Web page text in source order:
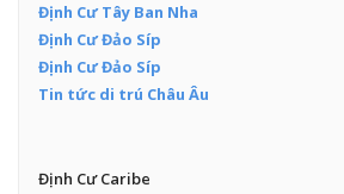
Định Cư Tây Ban Nha
Định Cư Đảo Síp
Định Cư Đảo Síp
Tin tức di trú Châu Âu
Định Cư Caribe